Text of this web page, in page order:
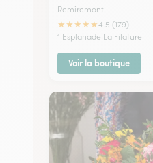
Remiremont
★★★★★4.5 (179)
1 Esplanade La Filature
Voir la boutique